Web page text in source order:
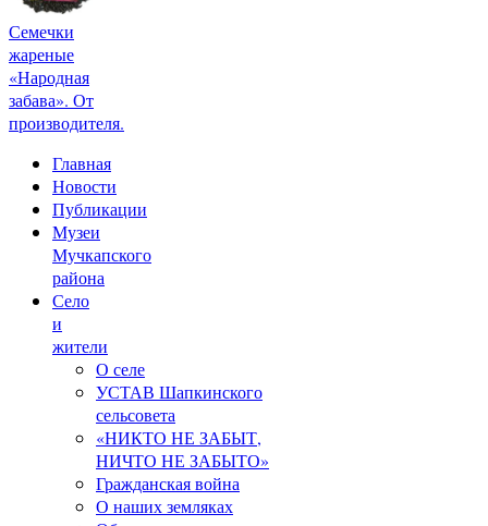
Семечки
жареные
«Народная
забава». От
производителя.
Главная
Новости
Публикации
Музеи
Мучкапского
района
Село
и
жители
О селе
УСТАВ Шапкинского
сельсовета
«НИКТО НЕ ЗАБЫТ,
НИЧТО НЕ ЗАБЫТО»
Гражданская война
О наших земляках